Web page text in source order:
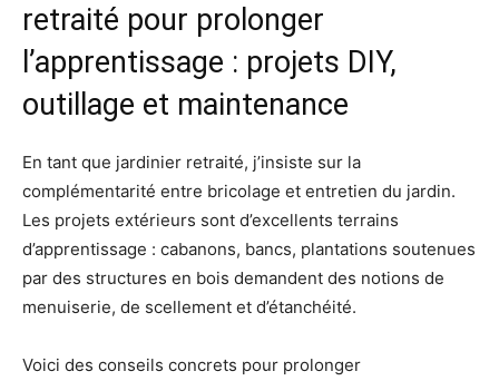
retraité pour prolonger
l’apprentissage : projets DIY,
outillage et maintenance
En tant que jardinier retraité, j’insiste sur la
complémentarité entre bricolage et entretien du jardin.
Les projets extérieurs sont d’excellents terrains
d’apprentissage : cabanons, bancs, plantations soutenues
par des structures en bois demandent des notions de
menuiserie, de scellement et d’étanchéité.
Voici des conseils concrets pour prolonger